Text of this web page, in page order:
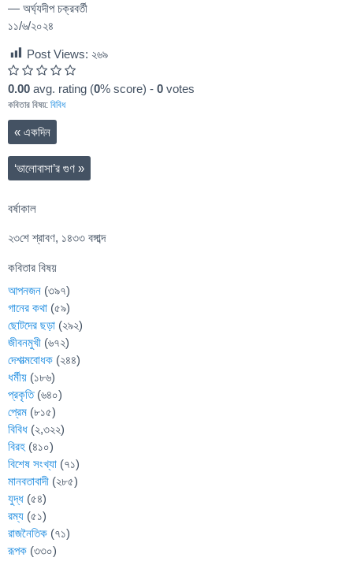
— অর্ঘ্যদীপ চক্রবর্তী
১১/৬/২০২৪
Post Views: ২৬৯
0.00 avg. rating (0% score) - 0 votes
কবিতার বিষয়: বিবিধ
« একদিন
‘ভালোবাসা’র গুণ »
বর্ষাকাল
২৩শে শ্রাবণ, ১৪৩৩ বঙ্গাব্দ
কবিতার বিষয়
আপনজন (৩৯৭)
গানের কথা (৫৯)
ছোটদের ছড়া (২৯২)
জীবনমুখী (৬৭২)
দেশাত্মবোধক (২৪৪)
ধর্মীয় (১৮৬)
প্রকৃতি(৬৪০)
প্রেম (৮১৫)
বিবিধ (২,৩২২)
বিরহ (৪১০)
বিশেষ সংখ্যা (৭১)
মানবতাবাদী (২৮৫)
যুদ্ধ (৫৪)
রম্য (৫১)
রাজনৈতিক (৭১)
রূপক (৩৩০)